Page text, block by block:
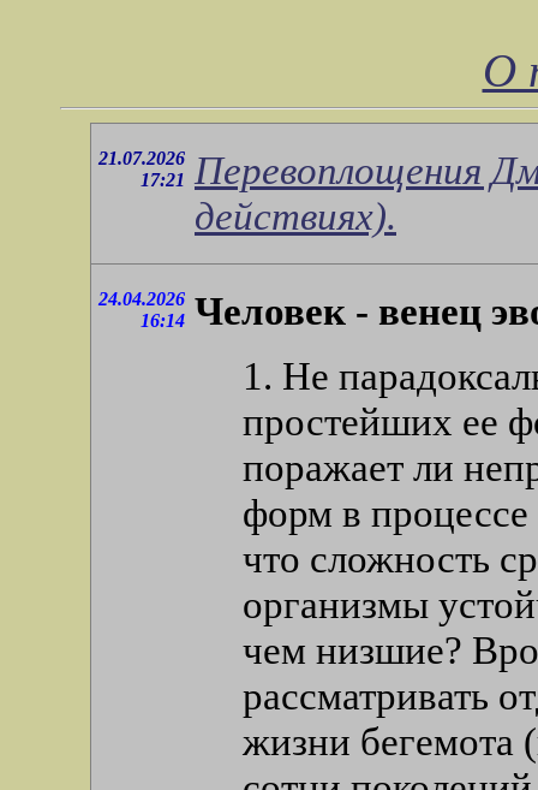
О
21.07.2026
17:21
Перевоплощения
действиях).
24.04.2026
16:14 Человек - венец
1. Не
простейших ее
поражает ли
форм в
что сложность
организмы
чем низшие?
рассматривать
жизни бегемота